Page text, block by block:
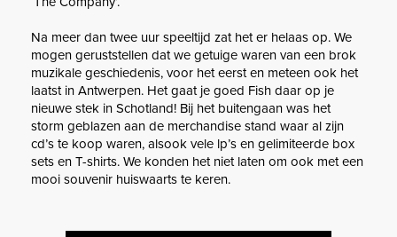
Na meer dan twee uur speeltijd zat het er helaas op. We
mogen geruststellen dat we getuige waren van een brok
muzikale geschiedenis, voor het eerst en meteen ook het
laatst in Antwerpen. Het gaat je goed Fish daar op je
nieuwe stek in Schotland! Bij het buitengaan was het
storm geblazen aan de merchandise stand waar al zijn
cd’s te koop waren, alsook vele lp’s en gelimiteerde box
sets en T-shirts. We konden het niet laten om ook met een
mooi souvenir huiswaarts te keren.